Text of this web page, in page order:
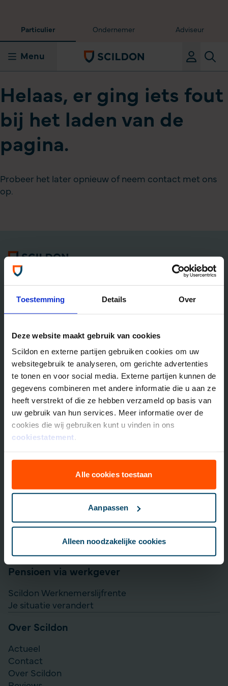
Toestemming Details Over
Deze website maakt gebruik van cookies
Scildon en externe partijen gebruiken cookies om uw
websitegebruik te analyseren, om gerichte advertenties
te tonen en voor social media. Externe partijen kunnen de
gegevens combineren met andere informatie die u aan ze
heeft verstrekt of die ze hebben verzameld op basis van
uw gebruik van hun services. Meer informatie over de
cookies die wij gebruiken kunt u vinden in ons
cookiestatement.
Alle cookies toestaan
Aanpassen
Alleen noodzakelijke cookies
Particulier Ondernemer Adviseur
Menu
Helaas, er ging iets fout
bij het laden van de
pagina.
Probeer het later opnieuw of neem contact met ons
op.
Algemene informatie
Scildon Lifestyle ORV
Lifestyle Hypotheek ORV
Lifestyle Stoppen met Roken ORV
Scildon Huur ORV
Scildon Compagnonsverzekering
Beleggen
Vergelijk beleggingsfondsen
Lijfrente opbouwen
Particulier Pensioen Plan
Scildon Easy B
Direct Ingaande Lijfrente
Pensioen via werkgever
Scildon Werknemerslijfrente
Je situatie verandert
Over Scildon
Actueel
Contact
Over Scildon